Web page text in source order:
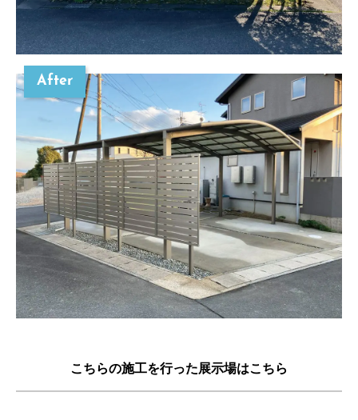
After
こちらの施工を行った展示場はこちら